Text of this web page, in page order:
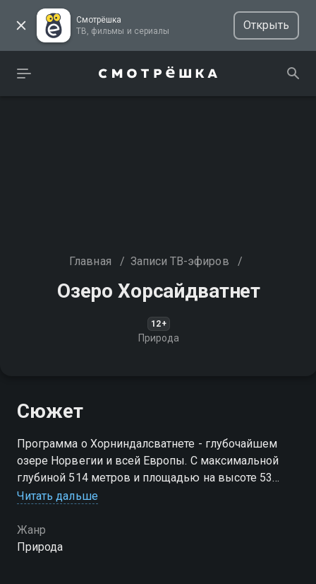
Смотрёшка
ТВ, фильмы и сериалы
Открыть
Главная / Записи ТВ-эфиров /
Озеро Хорсайдватнет
12+
Природа
Сюжет
Программа о Хорниндалсватнете - глубочайшем
озере Норвегии и всей Европы. С максимальной
глубиной 514 метров и площадью на высоте 53
метра над уровнем моря, это озеро привлекает
Читать дальше
Жанр
Природа